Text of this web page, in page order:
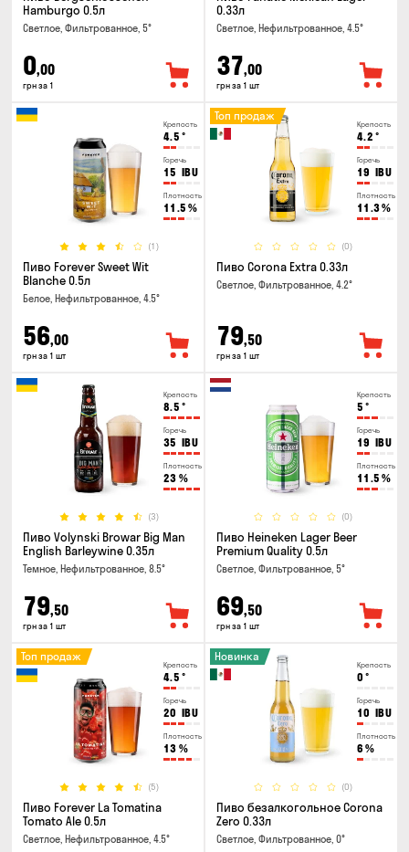
Hamburgo 0.5л
Светлое, Фильтрованное, 5°
0,00
грн за 1
0.33л
Светлое, Нефильтрованное, 4.5°
37,00
грн за 1 шт
Крепость
4.5 °
Горечь
15 IBU
Плотность
11.5 %
(1)
Пиво Forever Sweet Wit
Blanche 0.5л
Белое, Нефильтрованное, 4.5°
56,00
грн за 1 шт
Крепость
4.2 °
Горечь
19 IBU
Плотность
11.3%
(0)
Топ продаж
Пиво Corona Extra 0.33л
Светлое, Фильтрованное, 4.2°
79,50
грн за 1 шт
Крепость
8.5 °
Горечь
35 IBU
Плотность
23 %
(3)
Пиво Volynski Browar Big Man
English Barleywine 0.35л
Темное, Нефильтрованное, 8.5°
79,50
грн за 1 шт
Крепость
5 °
Горечь
19 IBU
Плотность
11.5 %
(0)
Пиво Heineken Lager Beer
Premium Quality 0.5л
Светлое, Фильтрованное, 5°
69,50
грн за 1 шт
Крепость
4.5 °
Горечь
20 IBU
Плотность
13 %
(5)
Топ продаж
Пиво Forever La Tomatina
Tomato Ale 0.5л
Светлое, Нефильтрованное, 4.5°
Крепость
0 °
Горечь
10 IBU
Плотность
6 %
(0)
Новинка
Пиво безалкогольное Corona
Zero 0.33л
Светлое, Фильтрованное, 0°